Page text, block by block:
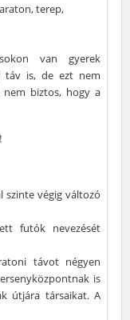
,terep,
van gyerek
táv is, de ezt nem
biztos, hogy a
szinte végig változó
futók nevezését
távot négyen
is
útjára társaikat. A